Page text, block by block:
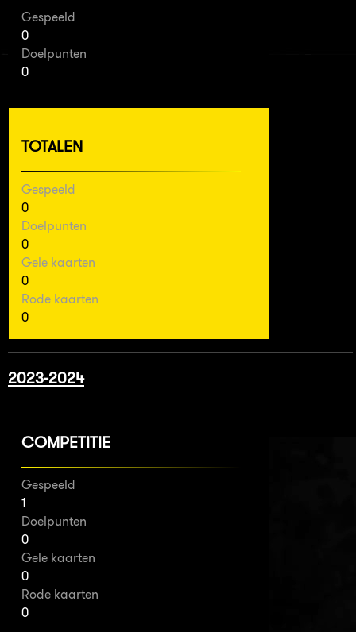
Gespeeld
0
Doelpunten
0
TOTALEN
Gespeeld
0
Doelpunten
0
Gele kaarten
0
Rode kaarten
0
2023-2024
COMPETITIE
Gespeeld
1
Doelpunten
0
Gele kaarten
0
Rode kaarten
0